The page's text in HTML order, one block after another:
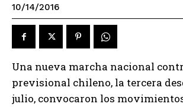
10/14/2016
Una nueva marcha nacional
previsional chileno, la tercera
julio, convocaron los